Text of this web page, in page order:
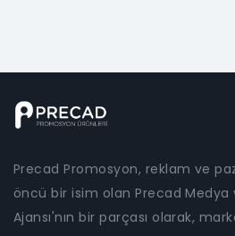
Precad Promosyon, reklam ve
öncü bir isim olan Precad Medya
Ajansı'nın bir parçası olarak,